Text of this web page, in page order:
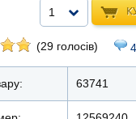
1
(29 голосів)
63741